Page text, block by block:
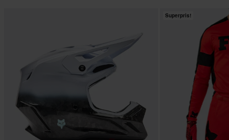
Superpris!